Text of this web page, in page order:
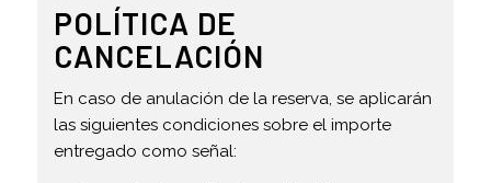
POLÍTICA DE
CANCELACIÓN
En caso de anulación de la reserva, se aplicarán
las siguientes condiciones sobre el importe
entregado como señal: